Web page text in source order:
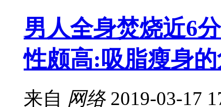
男人全身焚烧近6
性颇高:吸脂瘦身
来自 网络 2019-03-17